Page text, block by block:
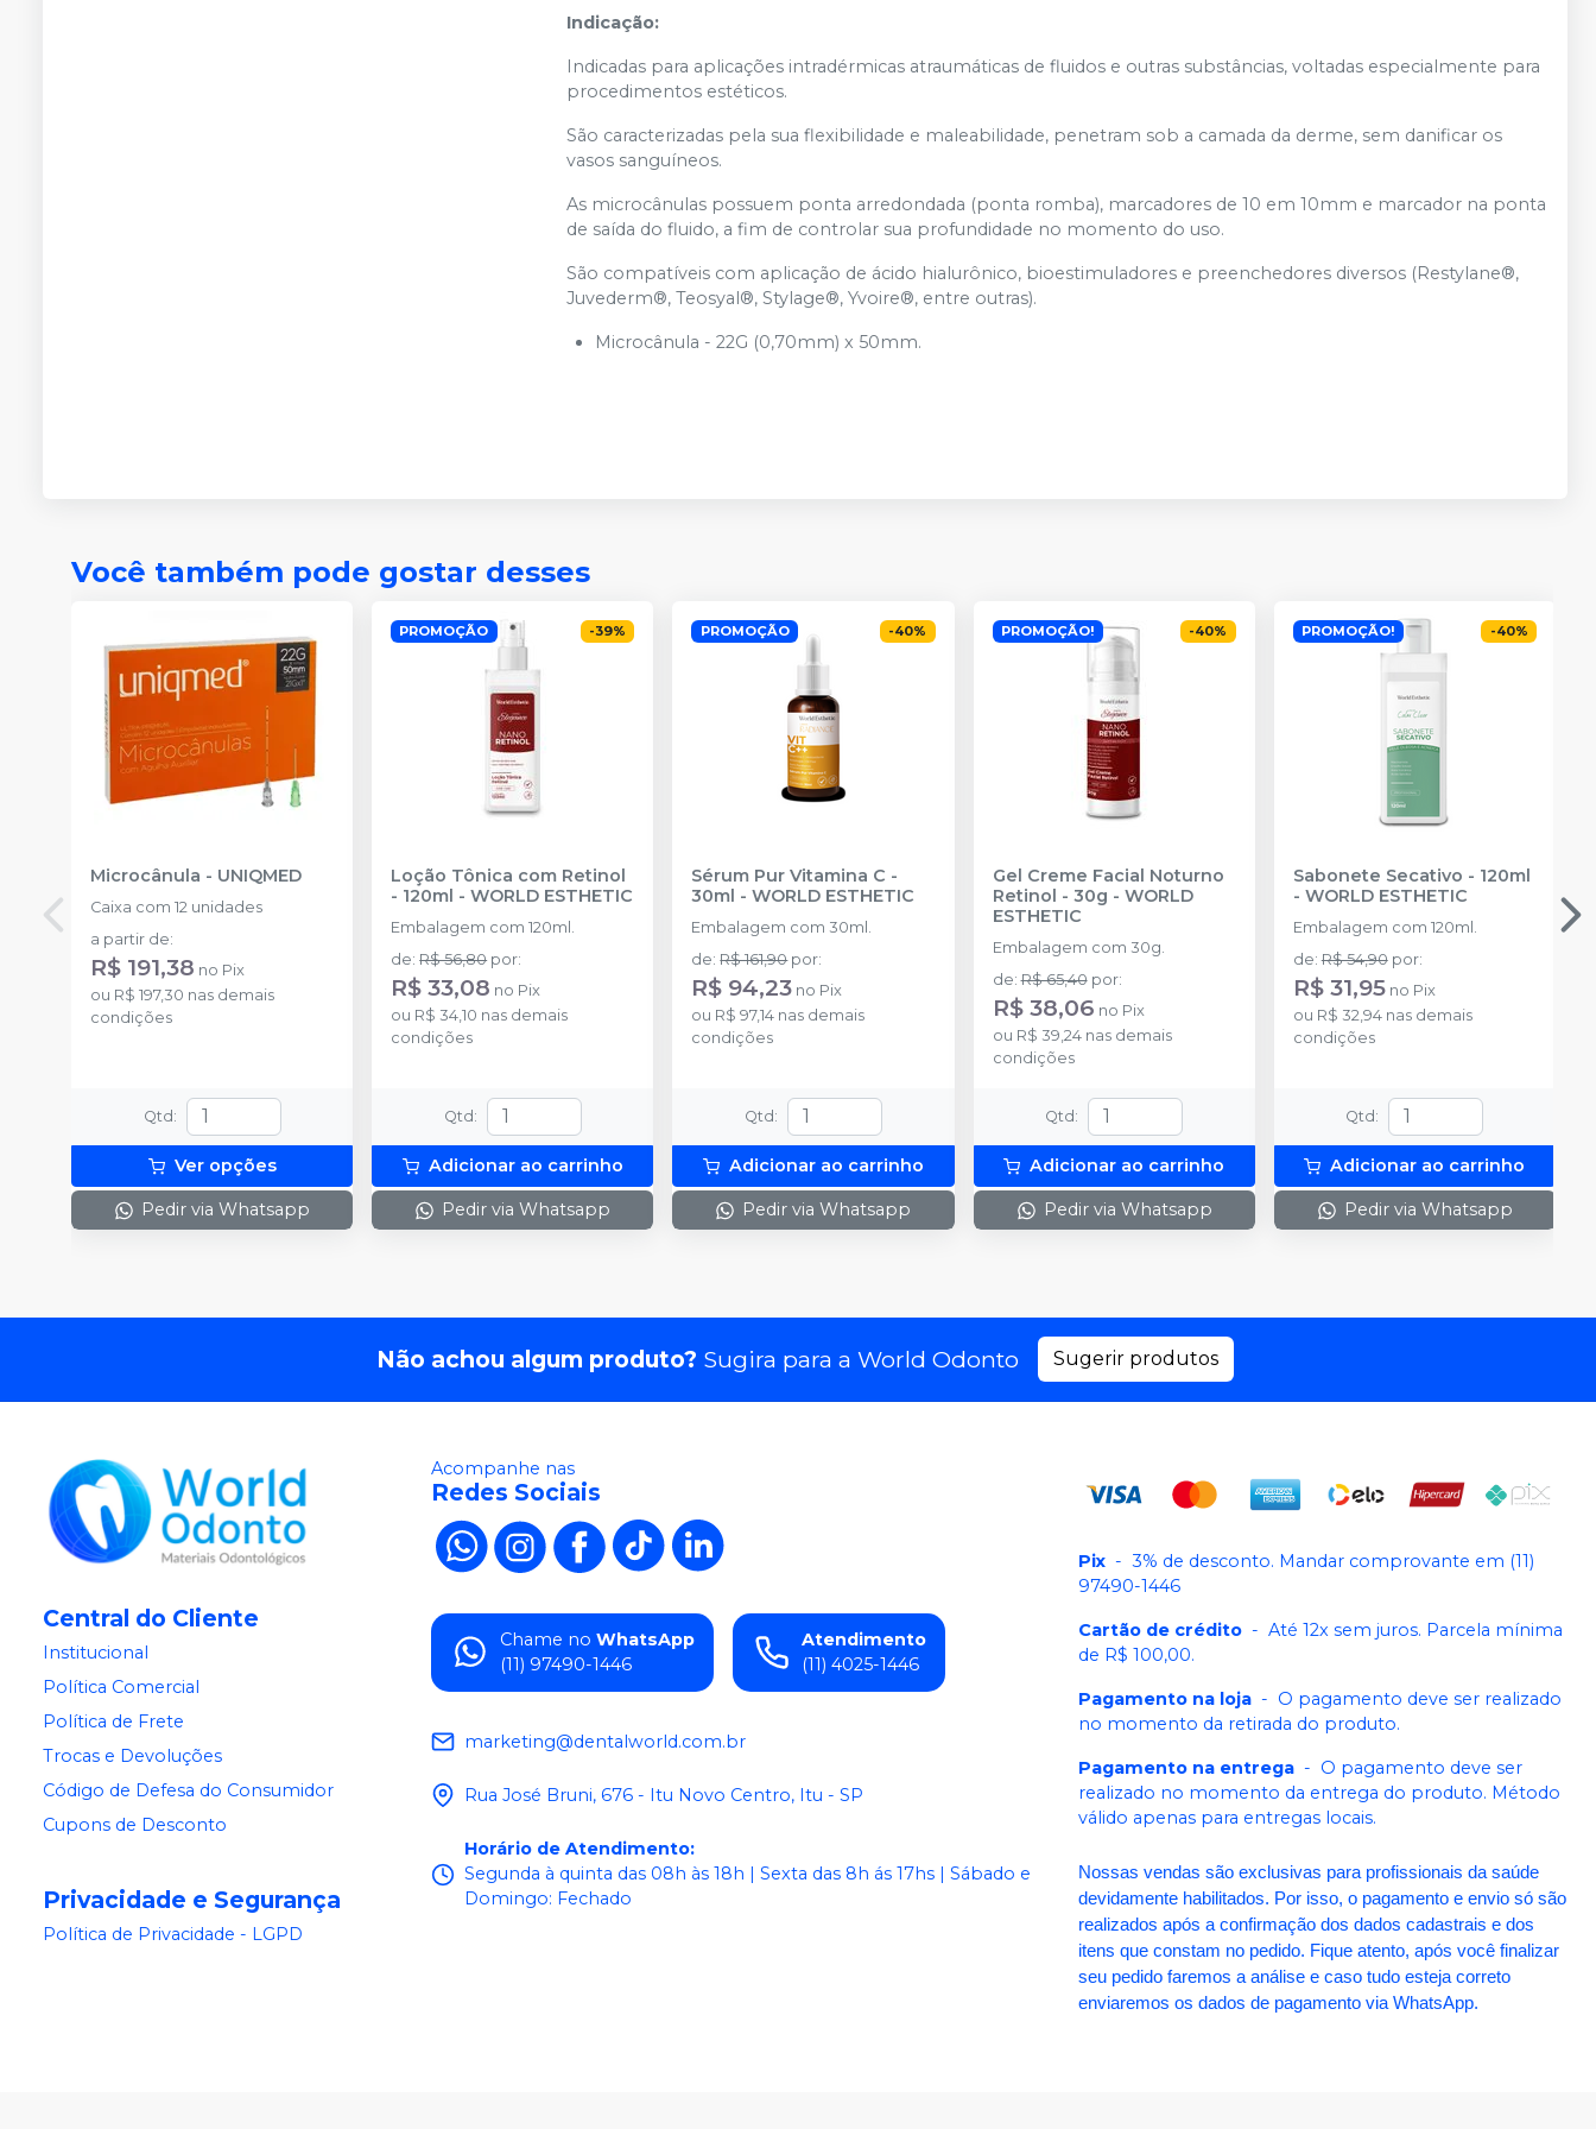
Indicação:
Indicadas para aplicações intradérmicas atraumáticas de fluidos e outras substâncias, voltadas especialmente para
procedimentos estéticos.
São caracterizadas pela sua flexibilidade e maleabilidade, penetram sob a camada da derme, sem danificar os
vasos sanguíneos.
As microcânulas possuem ponta arredondada (ponta romba), marcadores de 10 em 10mm e marcador na ponta
de saída do fluido, a fim de controlar sua profundidade no momento do uso.
São compatíveis com aplicação de ácido hialurônico, bioestimuladores e preenchedores diversos (Restylane®,
Juvederm®, Teosyal®, Stylage®, Yvoire®, entre outras).
Microcânula - 22G (0,70mm) x 50mm.
Você também pode gostar desses
Microcânula - UNIQMED
Caixa com 12 unidades
a partir de:
R$ 191,38 no Pix
ou R$ 197,30 nas demais
condições
Qtd :
Ver opções
Pedir via Whatsapp
PROMOÇÃO -39%
Loção Tônica com Retinol
- 120ml -WORLD ESTHETIC
Embalagem com 120ml.
de:R$ 56,80 por:
R$ 33,08 no Pix
ou R$ 34,10 nas demais
condições
Qtd :
Adicionar ao carrinho
Pedir via Whatsapp
PROMOÇÃO -40%
Sérum Pur Vitamina C -
30ml -WORLD ESTHETIC
Embalagem com 30ml.
de:R$ 161,90 por:
R$ 94,23 no Pix
ou R$ 97,14 nas demais
condições
Qtd :
Adicionar ao carrinho
Pedir via Whatsapp
PROMOÇÃO! -40%
Gel Creme Facial Noturno
Retinol - 30g - WORLD
ESTHETIC
Embalagem com 30g.
de:R$ 65,40 por:
R$ 38,06 no Pix
ou R$ 39,24nas demais
condições
Qtd :
Adicionar ao carrinho
Pedir via Whatsapp
PROMOÇÃO! -40%
Sabonete Secativo - 120ml
- WORLD ESTHETIC
Embalagem com 120ml.
de:R$ 54,90 por:
R$ 31,95 no Pix
ou R$ 32,94nas demais
condições
Qtd :
Adicionar ao carrinho
Pedir via Whatsapp
Não achou algum produto? Sugira para a World Odonto Sugerir produtos
Central do Cliente
Institucional
Política Comercial
Política de Frete
Trocas e Devoluções
Código de Defesa do Consumidor
Cupons de Desconto
Privacidade e Segurança
Política de Privacidade - LGPD
Acompanhe nas
Redes Sociais
Chame no WhatsApp
(11) 97490-1446
Atendimento
(11) 4025-1446
marketing@dentalworld.com.br
Rua José Bruni, 676 - Itu Novo Centro, Itu - SP
Horário de Atendimento:
Segunda à quinta das 08h às 18h | Sexta das 8h ás 17hs | Sábado e
Domingo: Fechado
Pix - 3% de desconto. Mandar comprovante em (11)
97490-1446
Cartão de crédito - Até 12x sem juros. Parcela mínima
de R$ 100,00.
Pagamento na loja - O pagamento deve ser realizado
no momento da retirada do produto.
Pagamento na entrega - O pagamento deve ser
realizado no momento da entrega do produto. Método
válido apenas para entregas locais.
Nossas vendas são exclusivas para profissionais da saúde
devidamente habilitados. Por isso, o pagamento e envio só são
realizados após a confirmação dos dados cadastrais e dos
itens que constam no pedido. Fique atento, após você finalizar
seu pedido faremos a análise e caso tudo esteja correto
enviaremos os dados de pagamento via WhatsApp.